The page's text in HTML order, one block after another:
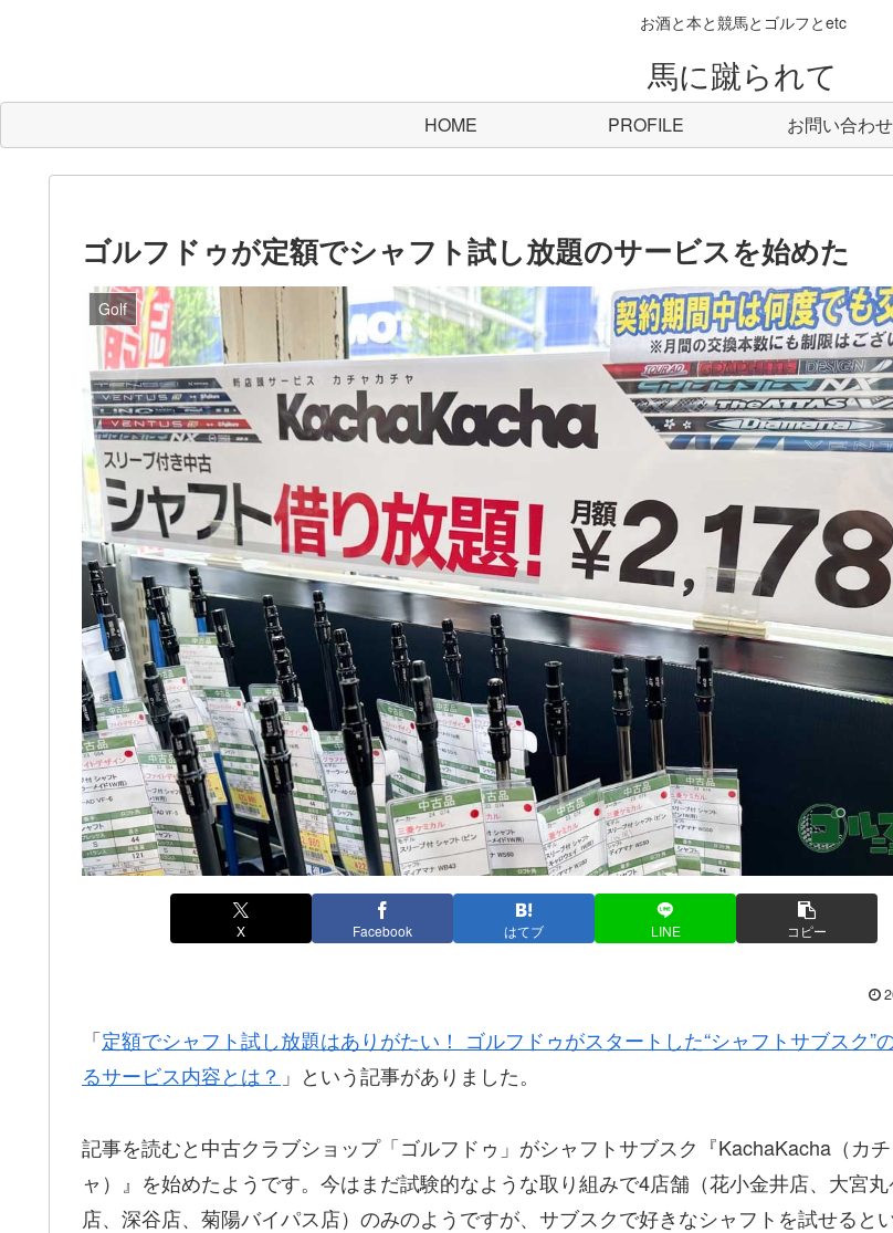
お酒と本と競馬とゴルフとetc
馬に蹴られて
HOME PROFILE お問い合わせ
ゴルフドゥが定額でシャフト試し放題のサービスを始めた
Golf
X Facebook はてブ LINE コピー
「定額でシャフト試し放題はありがたい！ ゴルフドゥがスタートした“シャフトサブスク”
るサービス内容とは？ 」という記事がありました。
記事を読むと中古クラブショップ「ゴルフドゥ」がシャフトサブスク『KachaKacha（カ
ャ）』を始めたようです。今はまだ試験的なような取り組みで4店舗（花小金井店、大宮
店、深谷店、菊陽バイパス店）のみのようですが、サブスクで好きなシャフトを試せると